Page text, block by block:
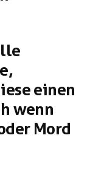
einen
wenn
Mord